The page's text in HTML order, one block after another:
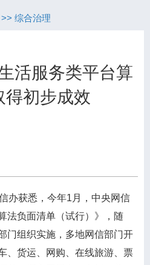
>> 综合治理
活服务类平台算
得初步成效
获悉，今年1月，中央网信
法负面清单（试行）》，随
门组织实施，多地网信部门开
、货运、网购、在线旅游、票